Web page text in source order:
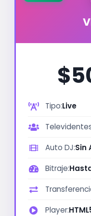
Tipo:Live
Auto DJ:Sin
Bitraje:
Player: